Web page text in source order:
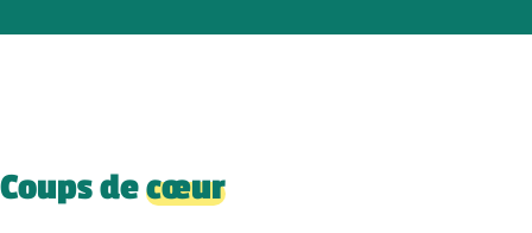
Coups decœur